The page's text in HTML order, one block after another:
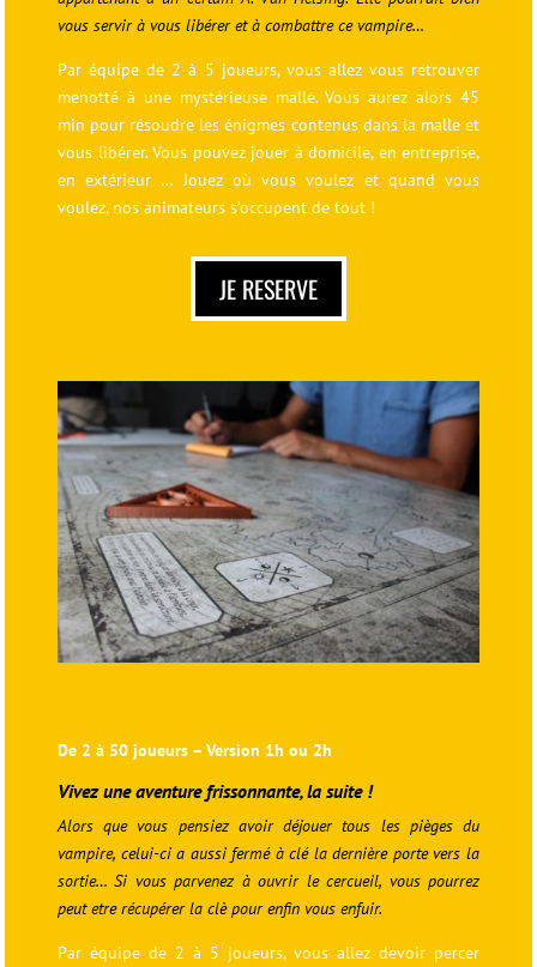
vous servir à vous libérer et à combattre ce vampire…
Par équipe de 2 à 5 joueurs, vous allez vous retrouver
menotté à une mystérieuse malle. Vous aurez alors 45
min pour résoudre les énigmes contenus dans la malle et
vous libérer. Vous pouvez jouer à domicile, en entreprise,
en extérieur … Jouez où vous voulez et quand vous
voulez, nos animateurs s’occupent de tout !
JE RESERVE
De 2 à 50 joueurs – Version 1h ou 2h
Vivez une aventure frissonnante, la suite !
Alors que vous pensiez avoir déjouer tous les pièges du
vampire, celui-ci a aussi fermé à clé la dernière porte vers la
sortie… Si vous parvenez à ouvrir le cercueil, vous pourrez
peut etre récupérer la clè pour enfin vous enfuir.
Par équipe de 2 à 5 joueurs, vous allez devoir percer